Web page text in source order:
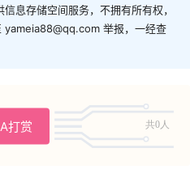
息存储空间服务，不拥有所有权，
yameia88@qq.com 举报，一经查
打赏 共0人